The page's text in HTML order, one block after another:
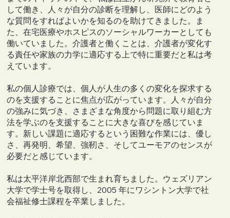
して働き、人々が自分の診断を理解し、医師にどのよう
な質問をすればよいかを知るのを助けてきました。ま
た、在宅医療やホスピスのソーシャルワーカーとしても
働いていました。介護者と働くことは、介護者が変化す
る責任や家族の力学に適応する上で特に重要だと私は考
えています。
私の個人診療では、個人が人生の多くの変化を探求する
のを支援することに焦点が広がっています。人々が自分
の強みに気づき、さまざまな角度から問題に取り組む方
法を学ぶのを支援することに大きな喜びを感じていま
す。新しい課題に適応するという困難な作業には、優し
さ、再発明、希望、強靭さ、そしてユーモアのセンスが
必要だと感じています。
私は太平洋岸北西部で生まれ育ちました。ウェズリアン
大学で学士号を取得し、2005 年にワシントン大学で社
会福祉修士課程を卒業しました。